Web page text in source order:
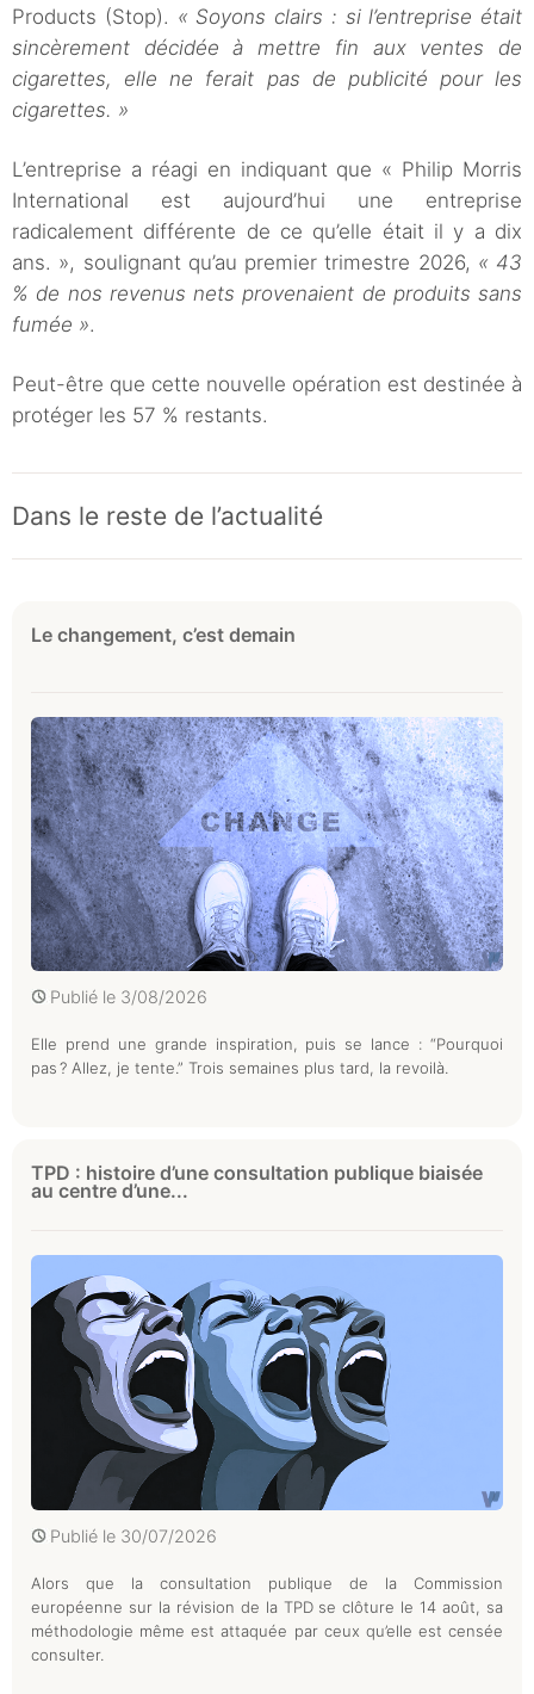
Products (Stop). « Soyons clairs : si l’entreprise était
sincèrement décidée à mettre fin aux ventes de
cigarettes, elle ne ferait pas de publicité pour les
cigarettes. »
L’entreprise a réagi en indiquant que « Philip Morris
International est aujourd’hui une entreprise
radicalement différente de ce qu’elle était il y a dix
ans. », soulignant qu’au premier trimestre 2026, « 43
% de nos revenus nets provenaient de produits sans
fumée ».
Peut-être que cette nouvelle opération est destinée à
protéger les 57 % restants.
Dans le reste de l’actualité
Le changement, c’est demain
Publié le 3/08/2026
Elle prend une grande inspiration, puis se lance : “Pourquoi
pas ? Allez, je tente.” Trois semaines plus tard, la revoilà.
TPD : histoire d’une consultation publique biaisée
au centre d’une...
Publié le 30/07/2026
Alors que la consultation publique de la Commission
européenne sur la révision de la TPD se clôture le 14 août, sa
méthodologie même est attaquée par ceux qu’elle est censée
consulter.